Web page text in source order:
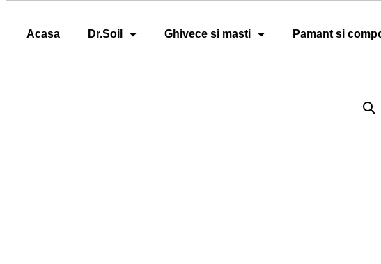
Acasa Dr.Soil Ghivece si masti Pamant si